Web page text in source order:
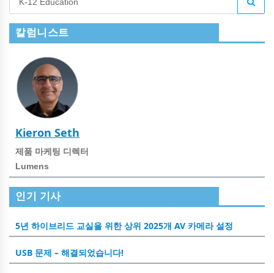
칼럼니스트
Kieron Seth
제품 마케팅 디렉터
Lumens
인기 기사
5년 하이브리드 교실을 위한 상위 2025개 AV 카메라 설정
USB 문제 – 해결되었습니다!